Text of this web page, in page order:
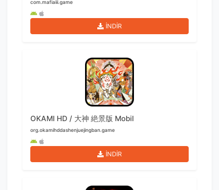
com.mafiaiii.game
İNDİR
OKAMI HD / 大神 絶景版 Mobil
org.okamihddashenjuejingban.game
İNDİR